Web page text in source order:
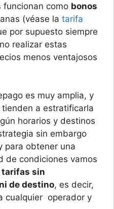
funcionan como bonos
(véase la tarifa
por supuesto siempre
realizar estas
menos ventajosos
es muy amplia, y
a estratificarla
horarios y destinos
sin embargo
para obtener una
de condiciones vamos
tarifas sin
de destino, es decir,
cualquier operador y